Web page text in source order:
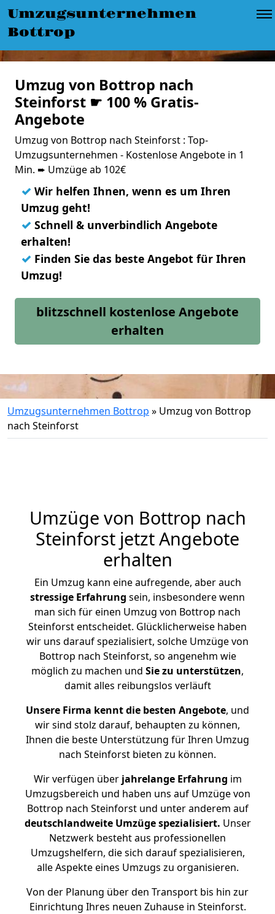
Umzugsunternehmen
Bottrop
Umzug von Bottrop nach
Steinforst ☛ 100 % Gratis-
Angebote
Umzug von Bottrop nach Steinforst : Top-
Umzugsunternehmen - Kostenlose Angebote in 1
Min. ➨ Umzüge ab 102€
✓ Wir helfen Ihnen, wenn es um Ihren
Umzug geht!
✓ Schnell & unverbindlich Angebote
erhalten!
✓ Finden Sie das beste Angebot für Ihren
Umzug!
blitzschnell kostenlose Angebote
erhalten
Umzugsunternehmen Bottrop » Umzug von Bottrop
nach Steinforst
Umzüge von Bottrop nach
Steinforst jetzt Angebote
erhalten
Ein Umzug kann eine aufregende, aber auch
stressige Erfahrung sein, insbesondere wenn
man sich für einen Umzug von Bottrop nach
Steinforst entscheidet. Glücklicherweise haben
wir uns darauf spezialisiert, solche Umzüge von
Bottrop nach Steinforst, so angenehm wie
möglich zu machen und Sie zu unterstützen,
damit alles reibungslos verläuft
Unsere Firma kennt die besten Angebote, und
wir sind stolz darauf, behaupten zu können,
Ihnen die beste Unterstützung für Ihren Umzug
nach Steinforst bieten zu können.
Wir verfügen überjahrelange Erfahrung im
Umzugsbereich und haben uns auf Umzüge von
Bottrop nach Steinforst und unter anderem auf
deutschlandweite Umzüge spezialisiert. Unser
Netzwerk besteht aus professionellen
Umzugshelfern, die sich darauf spezialisieren,
alle Aspekte eines Umzugs zu organisieren.
Von der Planung über den Transport bis hin zur
Einrichtung Ihres neuen Zuhause in Steinforst.